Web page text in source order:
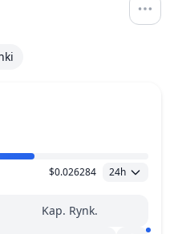
$0.026284 24h
Kap. Rynk.